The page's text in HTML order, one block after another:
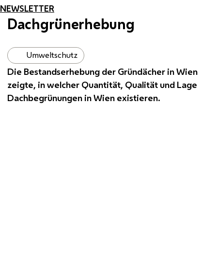
NEWSLETTER
Dachgrünerhebung
Umweltschutz
Die Bestandserhebung der Gründächer in Wien
zeigte, in welcher Quantität, Qualität und Lage
Dachbegrünungen in Wien existieren.